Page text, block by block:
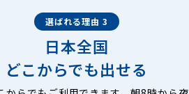
選ばれる理由 3
日本全国
どこからでも出せる